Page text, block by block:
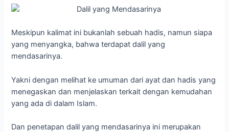
Meskipun kalimat ini bukanlah sebuah hadis, namun siapa
yang menyangka, bahwa terdapat dalil yang
mendasarinya.
Yakni dengan melihat ke umuman dari ayat dan hadis yang
menegaskan dan menjelaskan terkait dengan kemudahan
yang ada di dalam Islam.
Dan penetapan dalil yang mendasarinya ini merupakan